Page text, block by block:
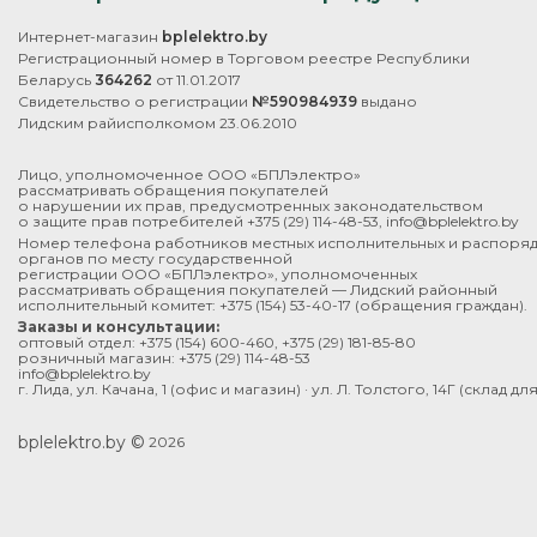
Интернет-магазин bplelektro.by
Регистрационный номер в Торговом реестре Республики
Беларусь 364262 от 11.01.2017
Свидетельство о регистрации №590984939 выдано
Лидским райисполкомом 23.06.2010
Лицо, уполномоченное ООО «БПЛэлектро»
рассматривать обращения покупателей
о нарушении их прав, предусмотренных законодательством
о защите прав потребителей +375 (29) 114-48-53 info@bplelektro.by
Номер телефона работников местных исполнительных и
органов по месту государственной
регистрации ООО «БПЛэлектро», уполномоченных
рассматривать обращения покупателей — Лидский районный
исполнительный комитет: +375 (154) 53-40-17 (обращения граждан).
Заказы и консультации:
оптовый отдел: +375 (154) 600-460 +375 (29) 181-85-80
розничный магазин: +375 (29) 114-48-53
info@bplelektro.by
г. Лида, ул. Качана, 1 (офис и магазин) · ул. Л. Толстого, 14Г (склад
bplelektro.by © 2026